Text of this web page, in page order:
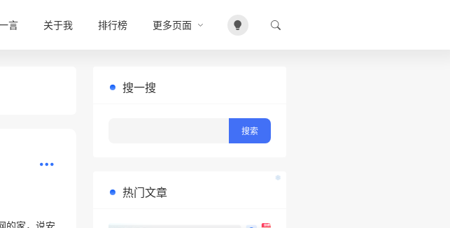
言 关于我 排行榜 更多页面
的家，说安
搜一搜
热门文章